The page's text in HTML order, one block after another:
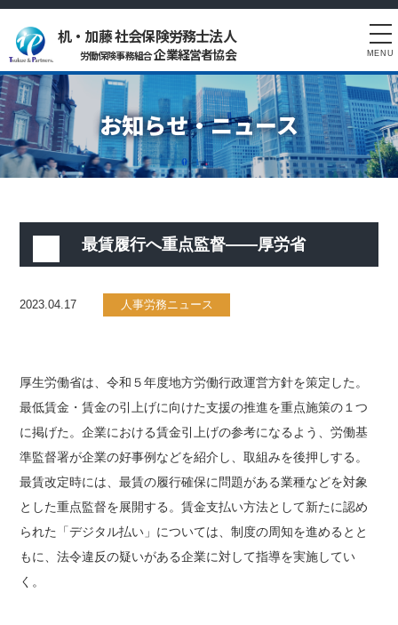
MENU
机・加藤 社会保険労務士法人
労働保険事務組合企業経営者協会
お知らせ・ニュース
最賃履行へ重点監督――厚労省
2023.04.17 人事労務ニュース
厚生労働省は、令和５年度地方労働行政運営方針を策定した。
最低賃金・賃金の引上げに向けた支援の推進を重点施策の１つ
に掲げた。企業における賃金引上げの参考になるよう、労働基
準監督署が企業の好事例などを紹介し、取組みを後押しする。
最賃改定時には、最賃の履行確保に問題がある業種などを対象
とした重点監督を展開する。賃金支払い方法として新たに認め
られた「デジタル払い」については、制度の周知を進めるとと
もに、法令違反の疑いがある企業に対して指導を実施してい
く。